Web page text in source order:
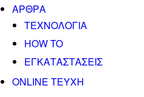
ΑΡΘΡΑ
ΤΕΧΝΟΛΟΓΙΑ
HOW TO
ΕΓΚΑΤΑΣΤΑΣΕΙΣ
ONLINE TEYXH